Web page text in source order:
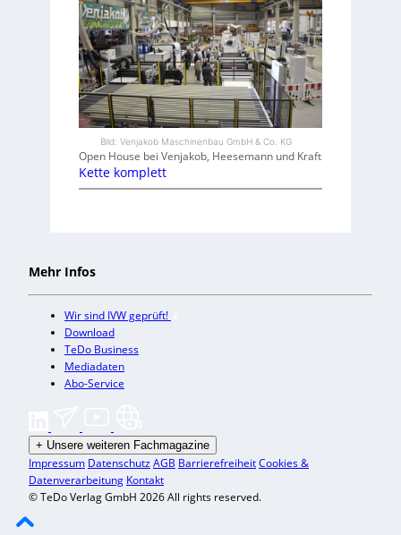
Bild: Venjakob Maschinenbau GmbH & Co. KG
Open House bei Venjakob, Heesemann und Kraft
Kette komplett
Mehr Infos
Wir sind IVW geprüft!
Download
TeDo Business
Mediadaten
Abo-Service
+ Unsere weiteren Fachmagazine
Impressum DatenschutzAGB BarrierefreiheitCookies &
Datenverarbeitung Kontakt
© TeDo Verlag GmbH 2026 All rights reserved.